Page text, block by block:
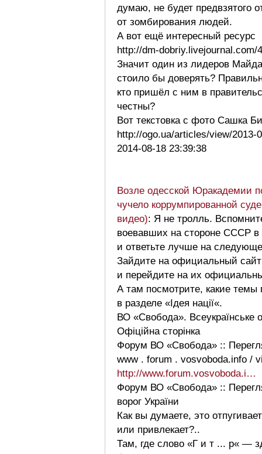
думаю, не будет предвзятого
от зомбирования людей.
А вот ещё интересный ресурс
http://dm-dobriy.livejournal.com/
Значит один из лидеров
стоило бы доверять?
кто пришёл с ним в
честны?
Вот текстовка с фото Сашка
http://ogo.ua/articles/view/
2014-08-18 23:39:38
Возле одесской Юракадемии
чучело коррумпированной
видео): Я не тролль.
воевавших на стороне СССР в
и ответьте лучше на
Зайдите на официальный
и перейдите на их
А там посмотрите, какие
в разделе «Ідея нації«.
ВО «Свобода». Всеукраїнське
Офіційна сторінка
Форум ВО «Свобода» ::
www . forum . vosvoboda.info /
http://www.forum.vosvoboda.i…
Форум ВО «Свобода» ::
ворог України
Как вы думаете, это
или привлекает?..
Там, где слово «Г и т ... р« —